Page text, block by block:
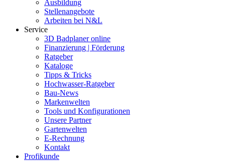
Ausbildung
Stellenangebote
Arbeiten bei N&L
Service
3D Badplaner online
Finanzierung | Förderung
Ratgeber
Kataloge
Tipps & Tricks
Hochwasser-Ratgeber
Bau-News
Markenwelten
Tools und Konfigurationen
Unsere Partner
Gartenwelten
E-Rechnung
Kontakt
Profikunde